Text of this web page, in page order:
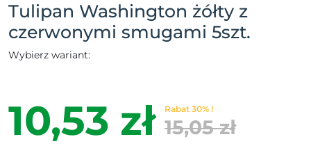
Tulipan Washington żółty z
czerwonymi smugami 5szt.
Wybierz wariant:
10,53 zł Rabat 30% !
15,05 zł